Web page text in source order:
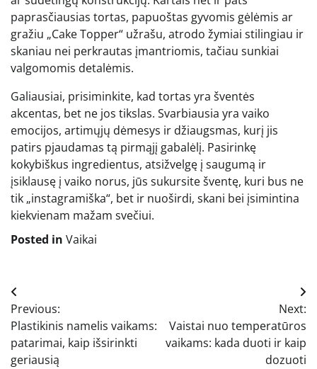
paprasčiausias tortas, papuoštas gyvomis gėlėmis ar
gražiu „Cake Topper“ užrašu, atrodo žymiai stilingiau ir
skaniau nei perkrautas įmantriomis, tačiau sunkiai
valgomomis detalėmis.
Galiausiai, prisiminkite, kad tortas yra šventės
akcentas, bet ne jos tikslas. Svarbiausia yra vaiko
emocijos, artimųjų dėmesys ir džiaugsmas, kurį jis
patirs pjaudamas tą pirmąjį gabalėlį. Pasirinkę
kokybiškus ingredientus, atsižvelgę į saugumą ir
įsiklausę į vaiko norus, jūs sukursite šventę, kuri bus ne
tik „instagramiška“, bet ir nuoširdi, skani bei įsimintina
kiekvienam mažam svečiui.
Posted in Vaikai
Navigacija
tarp
įrašų
Previous:
Plastikinis namelis vaikams:
patarimai, kaip išsirinkti
geriausią
Next:
Vaistai nuo temperatūros
vaikams: kada duoti ir kaip
dozuoti